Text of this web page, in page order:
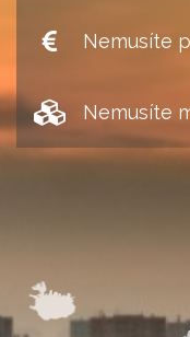
Nemusíte
Nemusíte